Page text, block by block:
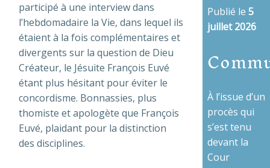
participé à une interview dans
l’hebdomadaire la Vie, dans lequel ils
étaient à la fois complémentaires et
divergents sur la question de Dieu
Créateur, le Jésuite François Euvé
étant plus hésitant pour éviter le
concordisme. Bonnassies, plus
thomiste et apologète que François
Euvé, plaidant pour la distinction
des disciplines.
Publié le 5
juillet 2026
À l’issue d’un
procès qui
s’est tenu
devant la
Cour